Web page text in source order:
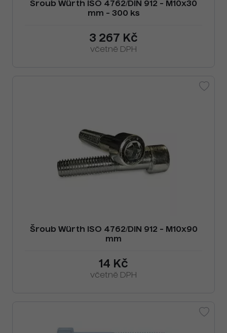
Šroub Würth ISO 4762/DIN 912 - M10x30
mm - 300 ks
3 267 Kč
včetně DPH
Šroub Würth ISO 4762/DIN 912 - M10x90
mm
14 Kč
včetně DPH